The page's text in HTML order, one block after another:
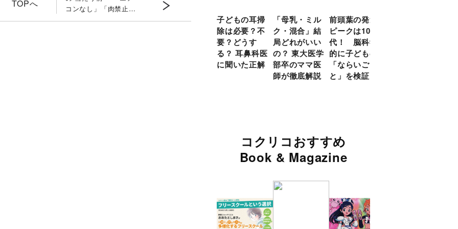
TOPへ
コンなし」「肉禁止」
「台所は女性だけ」に
子どもの耳掃
除は必要？不
要？どうす
る？ 耳鼻科医
に聞いた正解
「母乳・ミル
ク・混合」結
局どれがいい
の？ 東大医学
部卒のママ医
師が徹底解説
前頭葉の発達
ピークは10
代！ 脳科学
的に子どもの
「ならいご
と」を検証
コクリコおすすめ
Book & Magazine